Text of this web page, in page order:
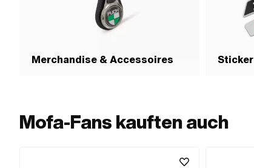
Merchandise & Accessoires Sticker
Mofa-Fans kauften auch